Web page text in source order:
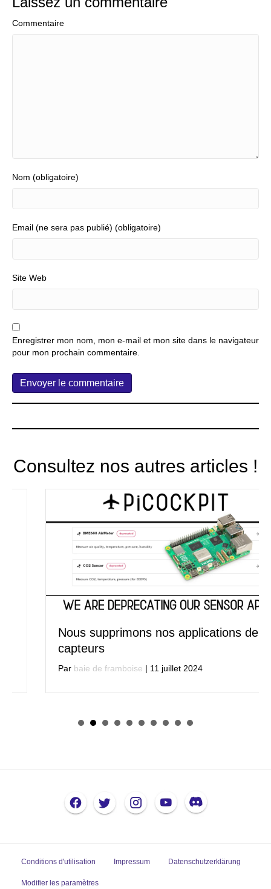
Commentaire
Nom (obligatoire)
Email (ne sera pas publié) (obligatoire)
Site Web
Enregistrer mon nom, mon e-mail et mon site dans le navigateur
pour mon prochain commentaire.
Consultez nos autres articles !
Nous supprimons nos applications de
capteurs
baie de framboise |11 juillet 2024
Conditions d'utilisation Impressum Datenschutzerklärung
Modifier les paramètres